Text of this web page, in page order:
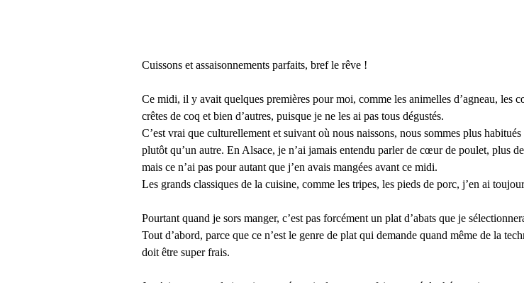
Cuissons et assaisonnements parfaits, bref le rêve !
Ce midi, il y avait quelques premières pour moi, comme les animelles d’agneau, les
crêtes de coq et bien d’autres, puisque je ne les ai pas tous dégustés.
C’est vrai que culturellement et suivant où nous naissons, nous sommes plus
plutôt qu’un autre. En Alsace, je n’ai jamais entendu parler de cœur de poulet, plus
mais ce n’ai pas pour autant que j’en avais mangées avant ce midi.
Les grands classiques de la cuisine, comme les tripes, les pieds de porc, j’en ai
Pourtant quand je sors manger, c’est pas forcément un plat d’abats que je
Tout d’abord, parce que ce n’est le genre de plat qui demande quand même de la
doit être super frais.